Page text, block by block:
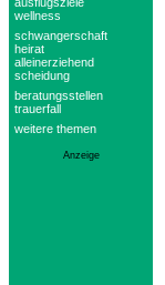
wellness
schwangerschaft
heirat
alleinerziehend
scheidung
beratungsstellen
trauerfall
weitere themen
Anzeige